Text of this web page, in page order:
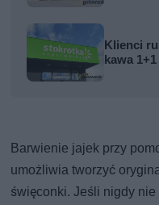
Klienci
kawa
Barwienie jajek przy
umożliwia tworzyć
święconki. Jeśli nigdy nie